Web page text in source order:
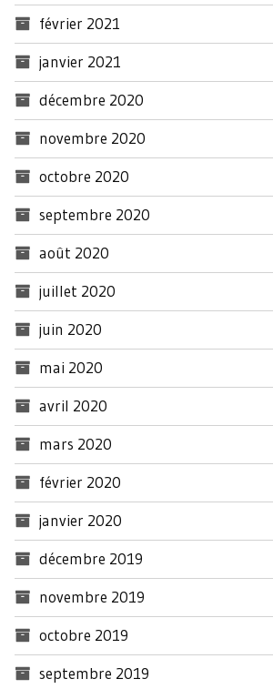
février 2021
janvier 2021
décembre 2020
novembre 2020
octobre 2020
septembre 2020
août 2020
juillet 2020
juin 2020
mai 2020
avril 2020
mars 2020
février 2020
janvier 2020
décembre 2019
novembre 2019
octobre 2019
septembre 2019